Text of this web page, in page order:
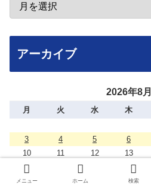
アーカイブ
2026年8月
月 火 水 木
3
4 5 6
10
11 12 13
17
20
24
27
メニュー ホーム 検索